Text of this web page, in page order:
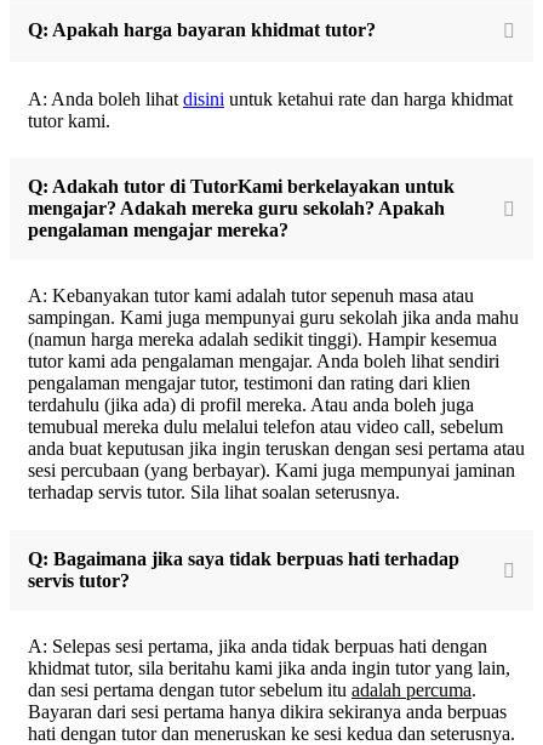
Q: Apakah harga bayaran khidmat tutor?
A: Anda boleh lihat disini untuk ketahui rate dan harga khidmat
tutor kami.
Q: Adakah tutor di TutorKami berkelayakan untuk
mengajar? Adakah mereka guru sekolah? Apakah
pengalaman mengajar mereka?
A: Kebanyakan tutor kami adalah tutor sepenuh masa atau
sampingan. Kami juga mempunyai guru sekolah jika anda mahu
(namun harga mereka adalah sedikit tinggi). Hampir kesemua
tutor kami ada pengalaman mengajar. Anda boleh lihat sendiri
pengalaman mengajar tutor, testimoni dan rating dari klien
terdahulu (jika ada) di profil mereka. Atau anda boleh juga
temubual mereka dulu melalui telefon atau video call, sebelum
anda buat keputusan jika ingin teruskan dengan sesi pertama atau
sesi percubaan (yang berbayar). Kami juga mempunyai jaminan
terhadap servis tutor. Sila lihat soalan seterusnya.
Q: Bagaimana jika saya tidak berpuas hati terhadap
servis tutor?
A: Selepas sesi pertama, jika anda tidak berpuas hati dengan
khidmat tutor, sila beritahu kami jika anda ingin tutor yang lain,
dan sesi pertama dengan tutor sebelum itu adalah percuma.
Bayaran dari sesi pertama hanya dikira sekiranya anda berpuas
hati dengan tutor dan meneruskan ke sesi kedua dan seterusnya.